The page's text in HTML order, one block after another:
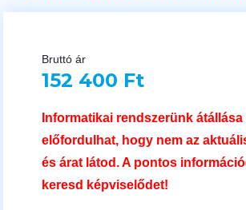
Bruttó ár
152 400 Ft
Informatikai rendszerünk átállása
előfordulhat, hogy nem az
és árat látod. A pontos
keresd képviselődet!